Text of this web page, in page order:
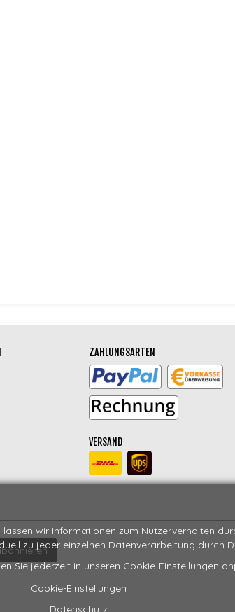
wir Informationen zum Nutzerverhalten
zu jeder einzelnen Datenverarbeitung durch
Sie jederzeit in unseren Cookie-Einstellungen
Cookie-Einstellungen
Datenschutz
ZAHLUNGSARTEN
VERSAND